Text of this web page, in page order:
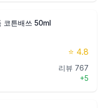
코튼배쓰 50ml
⭐ 4.8
리뷰 767
+5